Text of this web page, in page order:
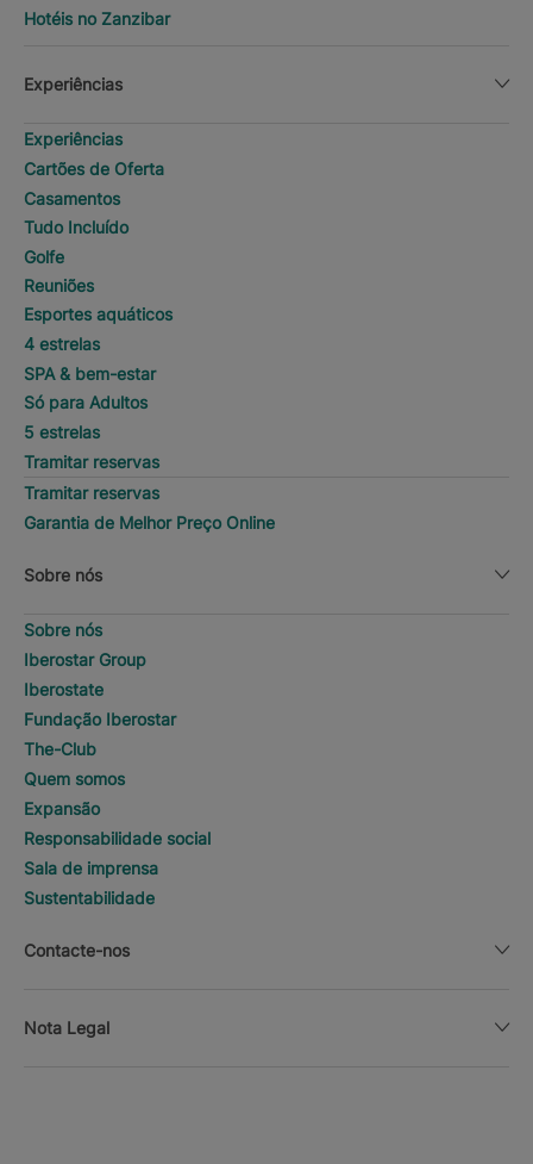
Hotéis no Zanzibar
Experiências
Experiências
Cartões de Oferta
Casamentos
Tudo Incluído
Golfe
Reuniões
Esportes aquáticos
4 estrelas
SPA & bem-estar
Só para Adultos
5 estrelas
Tramitar reservas
Tramitar reservas
Garantia de Melhor Preço Online
Sobre nós
Sobre nós
Iberostar Group
Iberostate
Fundação Iberostar
The-Club
Quem somos
Expansão
Responsabilidade social
Sala de imprensa
Sustentabilidade
Contacte-nos
Nota Legal